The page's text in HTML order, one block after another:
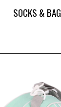
SOCKS & BAG